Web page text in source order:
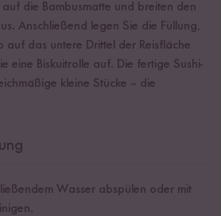
die Bambusmatte und breiten den
Anschließend legen Sie die Füllung,
auf das untere Drittel der Reisfläche
eine Biskuitrolle auf. Die fertige Sushi-
kleine Stücke – die
Wasser abspülen oder mit